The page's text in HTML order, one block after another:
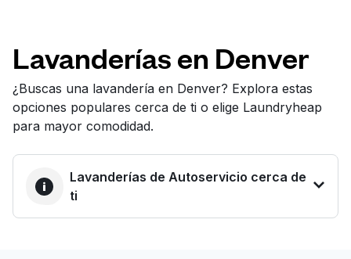
United States ES
Lavanderías en Denver
¿Buscas una lavandería en Denver? Explora estas
opciones populares cerca de ti o elige Laundryheap
para mayor comodidad.
Lavanderías de Autoservicio cerca de
ti